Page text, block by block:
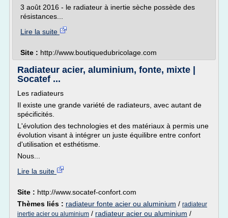
3 août 2016 - le radiateur à inertie sèche possède des
résistances...
Lire la suite
Site : http://www.boutiquedubricolage.com
Radiateur acier, aluminium, fonte, mixte |
Socatef ...
Les radiateurs
Il existe une grande variété de radiateurs, avec autant de
spécificités.
L'évolution des technologies et des matériaux à permis une
évolution visant à intégrer un juste équilibre entre confort
d'utilisation et esthétisme.
Nous...
Lire la suite
Site : http://www.socatef-confort.com
Thèmes liés : radiateur fonte acier ou aluminium / radiateur
inertie acier ou aluminium / radiateur acier ou aluminium /